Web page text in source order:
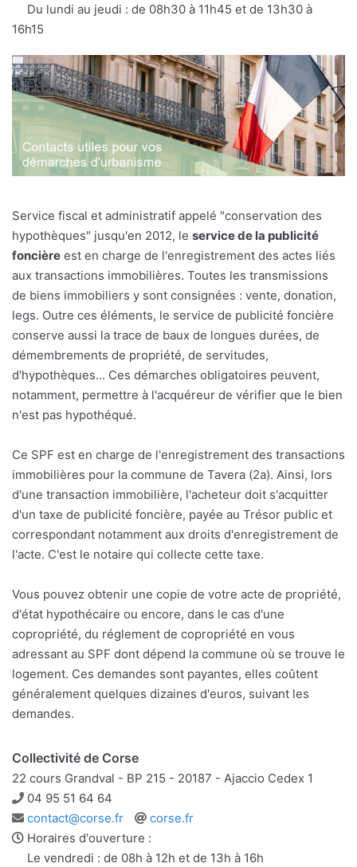
mail
Du lundi au jeudi : de 08h30 à 11h45 et de 13h30 à
16h15
Service fiscal et administratif appelé "conservation des
hypothèques" jusqu'en 2012, le service de la publicité
foncière est en charge de l'enregistrement des actes liés
aux transactions immobilières. Toutes les transmissions
de biens immobiliers y sont consignées : vente, donation,
legs. Outre ces éléments, le service de publicité foncière
conserve aussi la trace de baux de longues durées, de
démembrements de propriété, de servitudes,
d'hypothèques... Ces démarches obligatoires peuvent,
notamment, permettre à l'acquéreur de vérifier que le bien
n'est pas hypothéqué.
Ce SPF est en charge de l'enregistrement des transactions
immobilières pour la commune de Tavera (2a). Ainsi, lors
d'une transaction immobilière, l'acheteur doit s'acquitter
d'un taxe de publicité foncière, payée au Trésor public et
correspondant notamment aux droits d'enregistrement de
l'acte. C'est le notaire qui collecte cette taxe.
Vous pouvez obtenir une copie de votre acte de propriété,
d'état hypothécaire ou encore, dans le cas d'une
copropriété, du réglement de copropriété en vous
adressant au SPF dont dépend la commune où se trouve le
logement. Ces demandes sont payantes, elles coûtent
généralement quelques dizaines d'euros, suivant les
demandes.
Collectivité de Corse
22 cours Grandval - BP 215 - 20187 - Ajaccio Cedex 1
Téléphone
04 95 51 64 64
Adresse
e-
mail
contact@corse.fr
Site
web
corse.fr
Horaires d'ouverture :
Le vendredi : de 08h à 12h et de 13h à 16h